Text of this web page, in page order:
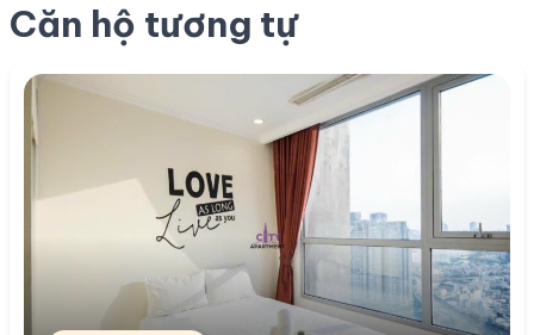
Căn hộ tương tự